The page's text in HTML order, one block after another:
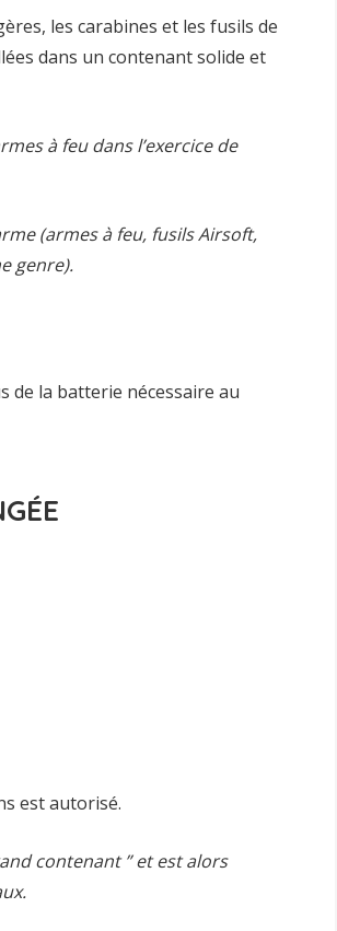
les carabines et les fusils de
dans un contenant solide et
à feu dans l’exercice de
(armes à feu, fusils Airsoft,
genre).
de la batterie nécessaire au
est autorisé.
contenant ” et est alors